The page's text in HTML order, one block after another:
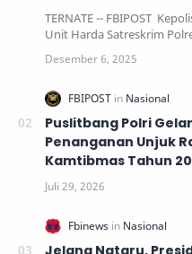
TERNATE -- FBIPOST
Unit Harda Satreskrim
Puslitbang Polri
Penanganan Unjuk
Kamtibmas Tahun
Jelang Nataru,